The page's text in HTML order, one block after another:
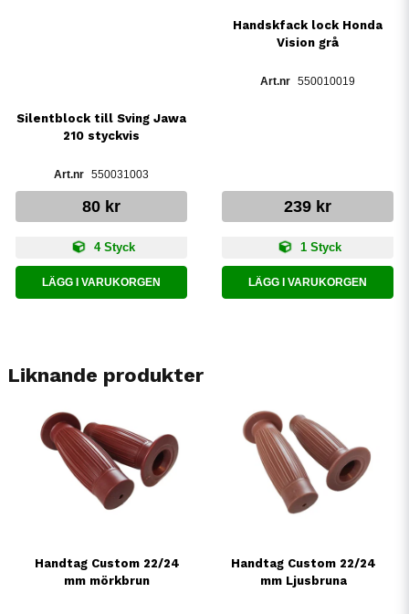
Silentblock till Sving Jawa
210 styckvis
550031003
80 kr
4 Styck
LÄGG I VARUKORGEN
Handskfack lock Honda
Vision grå
550010019
239 kr
1 Styck
LÄGG I VARUKORGEN
Liknande produkter
Handtag Custom 22/24
mm mörkbrun
Handtag Custom 22/24
mm Ljusbruna